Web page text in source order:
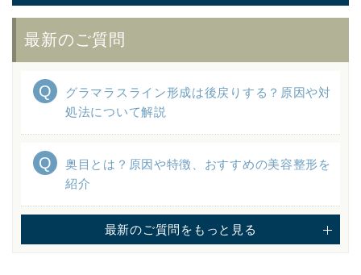
最新のご質問
グラマラスライン形成は後戻りする？原因や対
処法について解説
奥目とは？原因や特徴、おすすめの美容整形を
紹介
最新のご質問をもっと見る